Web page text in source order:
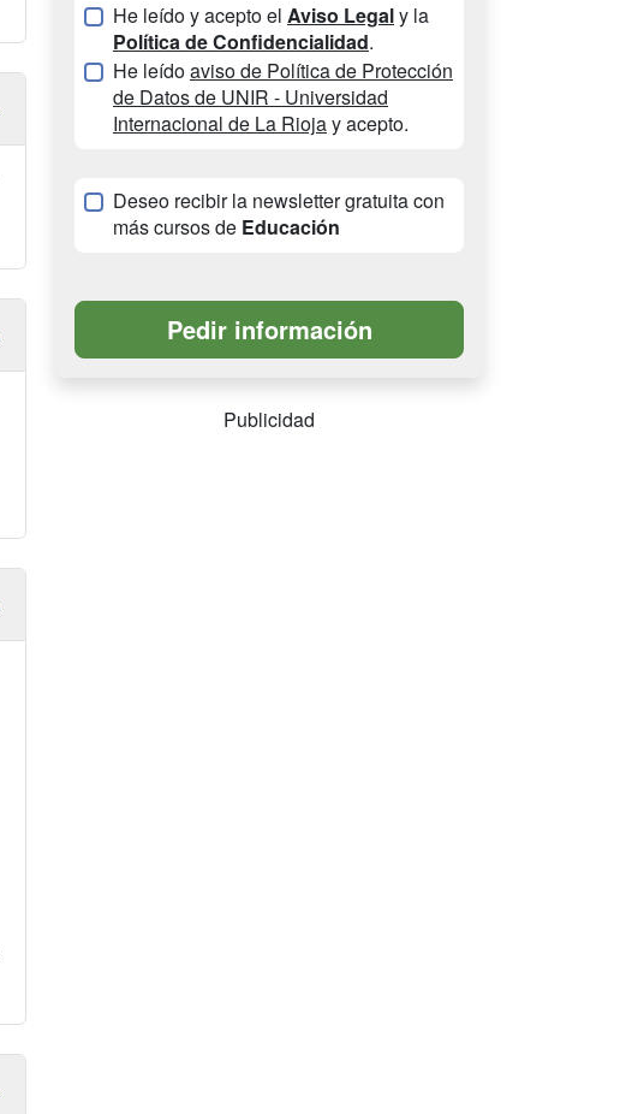
He leído y acepto el Aviso Legaly la
Política de Confidencialidad.
He leídoaviso de Política de Protección
de Datos de UNIR - Universidad
Internacional de La Riojay acepto.
Deseo recibir la newsletter gratuita con
más cursos de Educación
Publicidad